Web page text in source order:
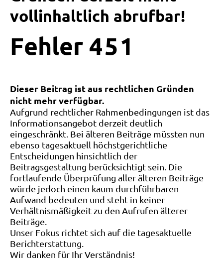
vollinhaltlich abrufbar!
Fehler 4 5 1
Dieser Beitrag ist aus rechtlichen Gründen
nicht mehr verfügbar.
Aufgrund rechtlicher Rahmenbedingungen ist das
Informationsangebot derzeit deutlich
eingeschränkt. Bei älteren Beiträge müssten nun
ebenso tagesaktuell höchstgerichtliche
Entscheidungen hinsichtlich der
Beitragsgestaltung berücksichtigt sein. Die
fortlaufende Überprüfung aller älteren Beiträge
würde jedoch einen kaum durchführbaren
Aufwand bedeuten und steht in keiner
Verhältnismäßigkeit zu den Aufrufen älterer
Beiträge.
Unser Fokus richtet sich auf die tagesaktuelle
Berichterstattung.
Wir danken für Ihr Verständnis!